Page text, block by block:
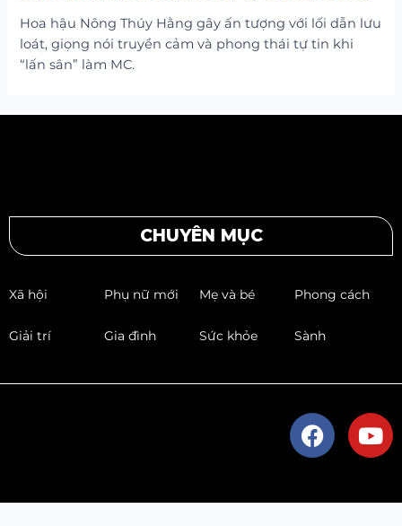
Hoa hậu Nông Thúy Hằng gây ấn tượng với lối dẫn lưu
loát, giọng nói truyền cảm và phong thái tự tin khi
“lấn sân” làm MC.
CHUYÊN MỤC
Xã hội Phụ nữ mới Mẹ và bé Phong cách
Giải trí Gia đình Sức khỏe Sành